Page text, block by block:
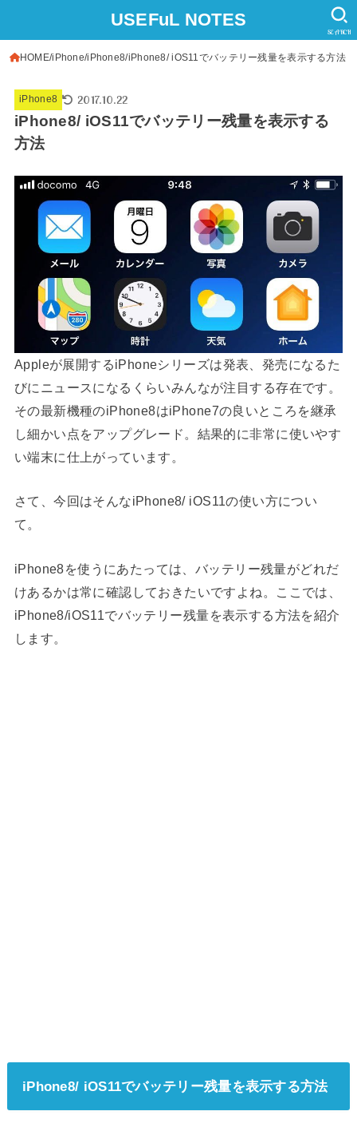
USEFuL NOTES
SEARCH
HOME iPhone iPhone8 iPhone8/ iOS11でバッテリー残量を表示する方法
iPhone8 2017.10.22
iPhone8/ iOS11でバッテリー残量を表示する
方法
Appleが展開するiPhoneシリーズは発表、発売になるた
びにニュースになるくらいみんなが注目する存在です。
その最新機種のiPhone8はiPhone7の良いところを継承
し細かい点をアップグレード。結果的に非常に使いやす
い端末に仕上がっています。
さて、今回はそんなiPhone8/ iOS11の使い方につい
て。
iPhone8を使うにあたっては、バッテリー残量がどれだ
けあるかは常に確認しておきたいですよね。ここでは、
iPhone8/iOS11でバッテリー残量を表示する方法を紹介
します。
iPhone8/ iOS11でバッテリー残量を表示する方法